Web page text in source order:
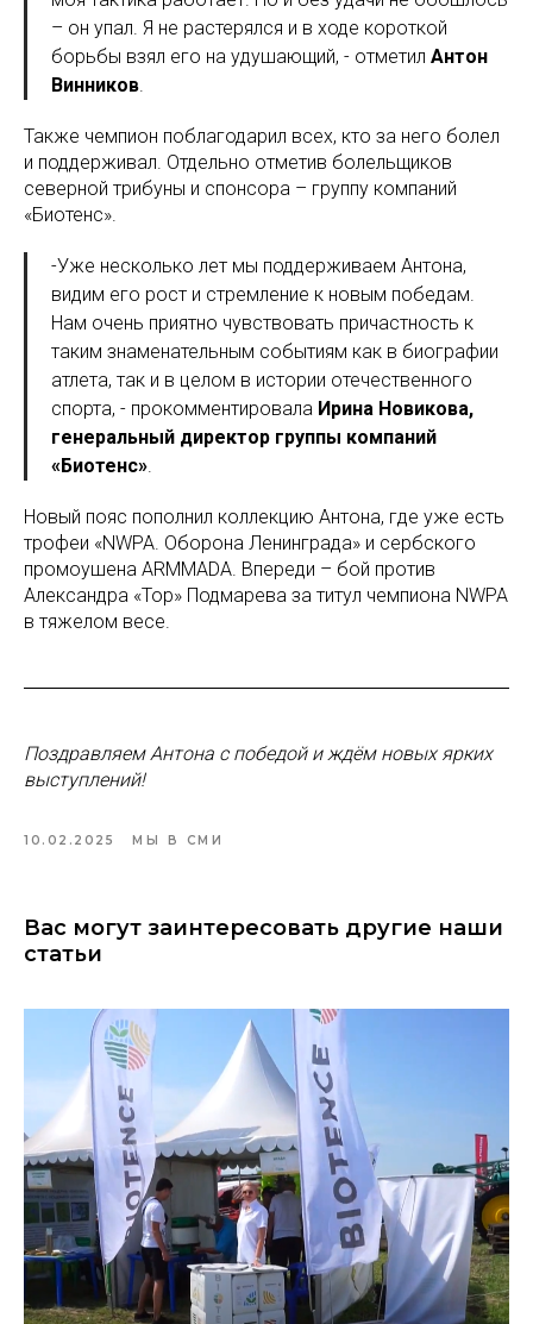
– он упал. Я не растерялся и в ходе короткой
борьбы взял его на удушающий, - отметил Антон
Винников.
Также чемпион поблагодарил всех, кто за него болел
и поддерживал. Отдельно отметив болельщиков
северной трибуны и спонсора – группу компаний
«Биотенс».
-Уже несколько лет мы поддерживаем Антона,
видим его рост и стремление к новым победам.
Нам очень приятно чувствовать причастность к
таким знаменательным событиям как в биографии
атлета, так и в целом в истории отечественного
спорта, - прокомментировала Ирина Новикова,
генеральный директор группы компаний
«Биотенс».
Новый пояс пополнил коллекцию Антона, где уже есть
трофеи «NWPA. Оборона Ленинграда» и сербского
промоушена ARMMADA. Впереди – бой против
Александра «Тор» Подмарева за титул чемпиона NWPA
в тяжелом весе.
Поздравляем Антона с победой и ждём новых ярких
выступлений!
10.02.2025 МЫ В СМИ
Вас могут заинтересовать другие наши
статьи